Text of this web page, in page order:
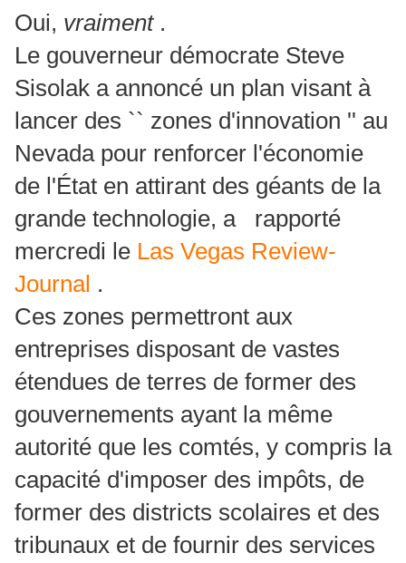
Oui, vraiment.
Le gouverneur démocrate Steve
Sisolak a annoncé un plan visant à
lancer des `` zones d'innovation '' au
Nevada pour renforcer l'économie
de l'État en attirant des géants de la
grande technologie, a
rapporté
mercredi le Las Vegas Review-
Journal .
Ces zones permettront aux
entreprises disposant de vastes
étendues de terres de former des
gouvernements ayant la même
autorité que les comtés, y compris la
capacité d'imposer des impôts, de
former des districts scolaires et des
tribunaux et de fournir des services